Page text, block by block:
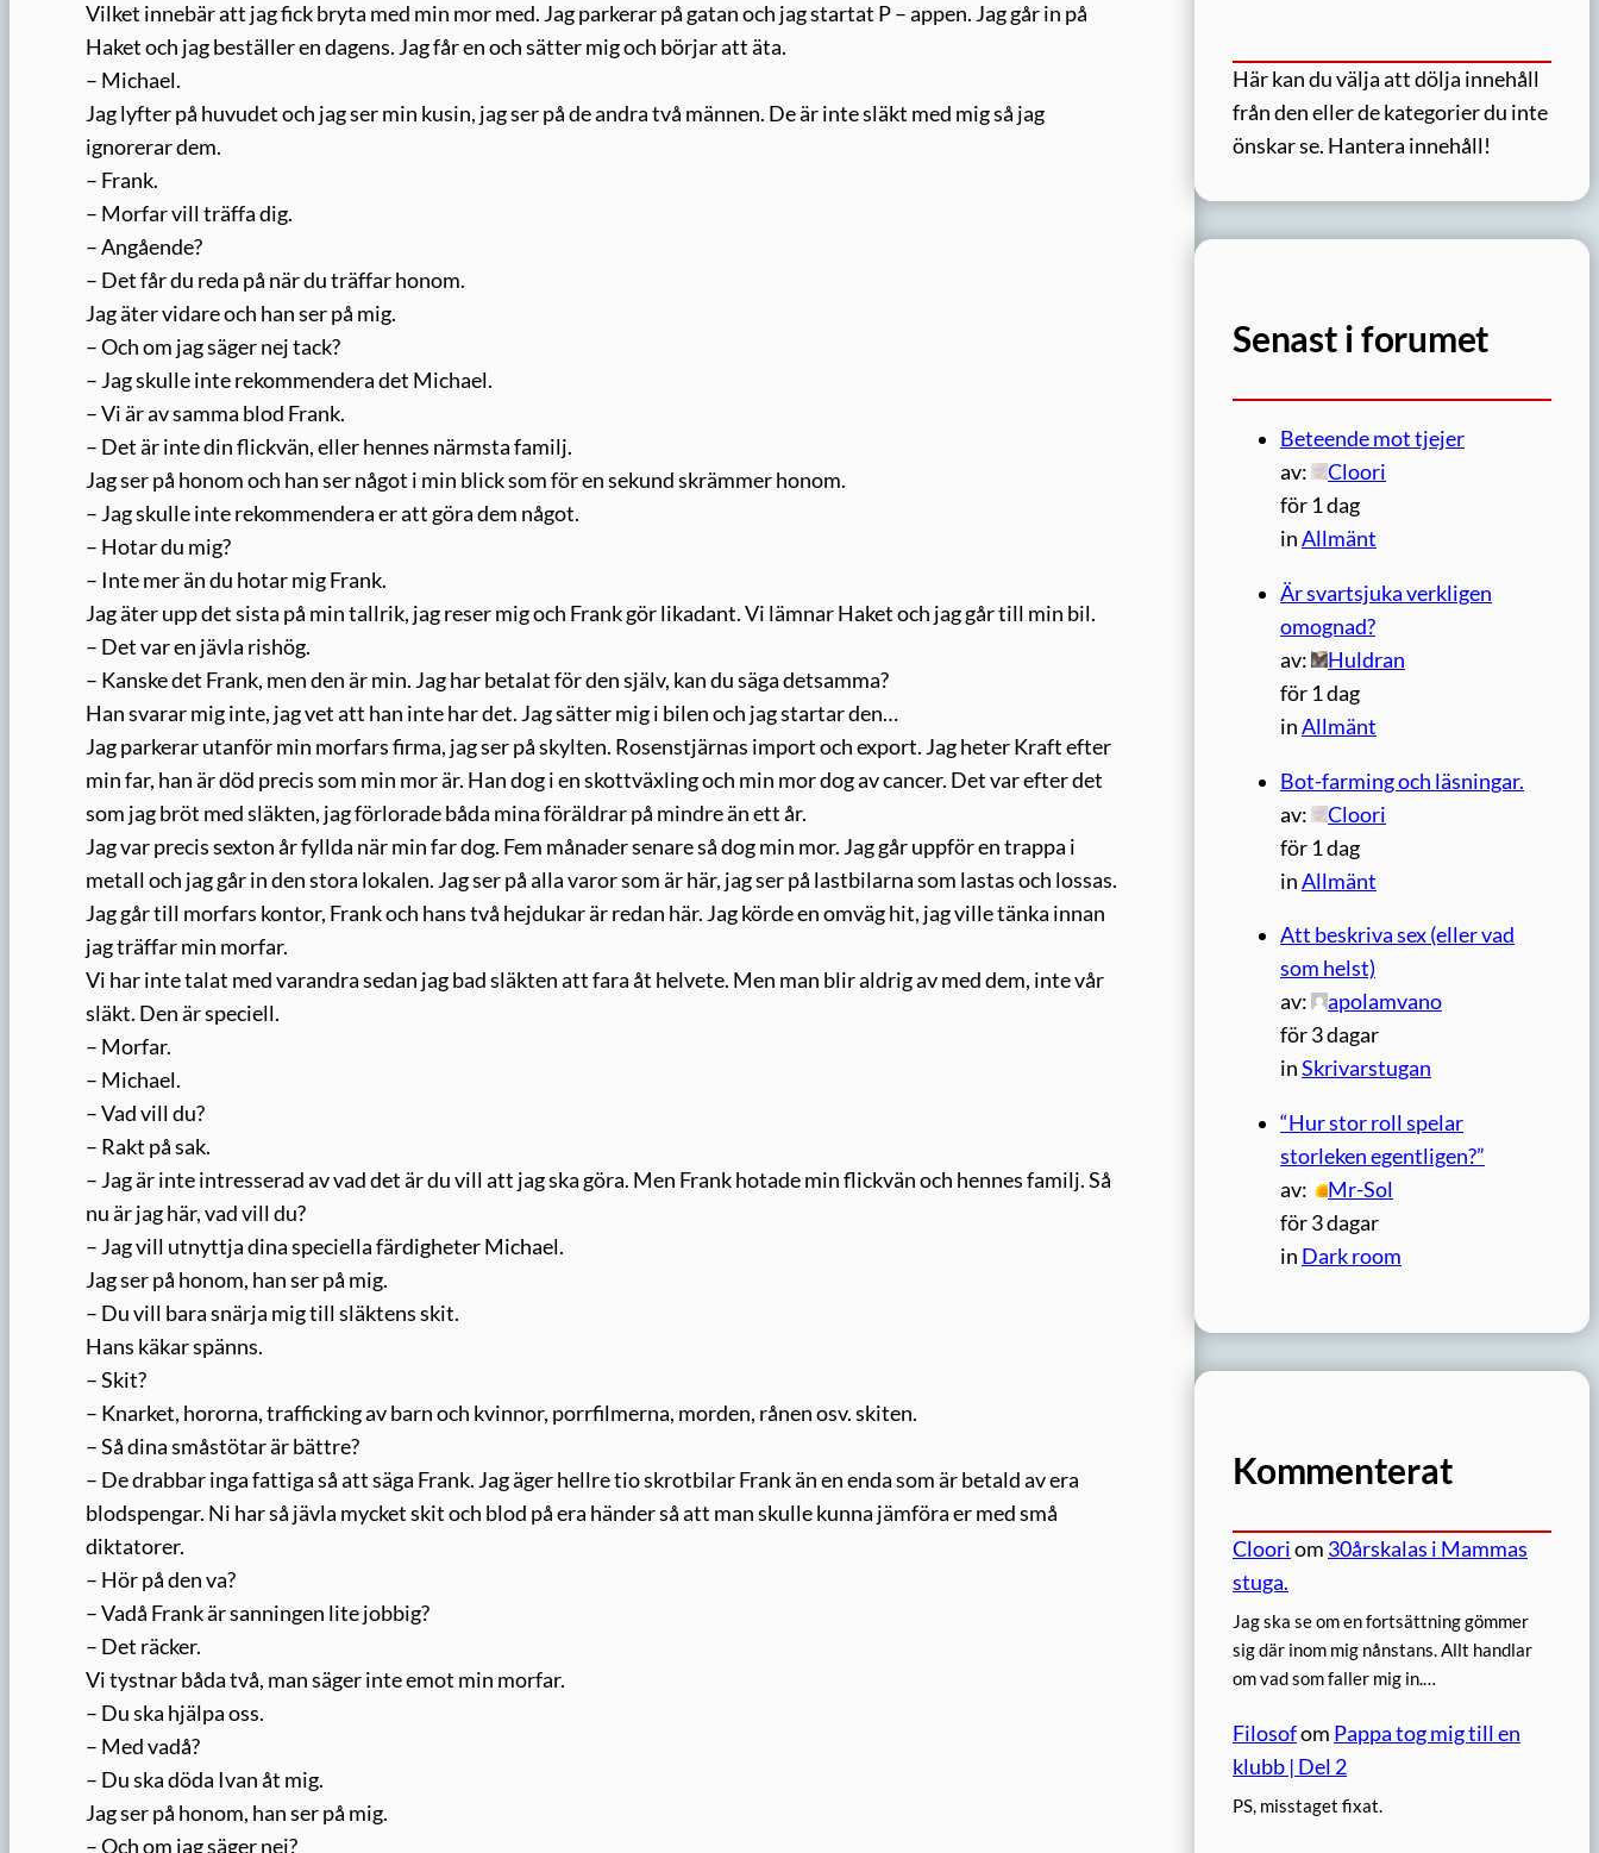
Vilket innebär att jag fick bryta med min mor med. Jag parkerar på gatan och jag startat P – appen. Jag går in på
Haket och jag beställer en dagens. Jag får en och sätter mig och börjar att äta.
– Michael.
Jag lyfter på huvudet och jag ser min kusin, jag ser på de andra två männen. De är inte släkt med mig så jag
ignorerar dem.
– Frank.
– Morfar vill träffa dig.
– Angående?
– Det får du reda på när du träffar honom.
Jag äter vidare och han ser på mig.
– Och om jag säger nej tack?
– Jag skulle inte rekommendera det Michael.
– Vi är av samma blod Frank.
– Det är inte din flickvän, eller hennes närmsta familj.
Jag ser på honom och han ser något i min blick som för en sekund skrämmer honom.
– Jag skulle inte rekommendera er att göra dem något.
– Hotar du mig?
– Inte mer än du hotar mig Frank.
Jag äter upp det sista på min tallrik, jag reser mig och Frank gör likadant. Vi lämnar Haket och jag går till min bil.
– Det var en jävla rishög.
– Kanske det Frank, men den är min. Jag har betalat för den själv, kan du säga detsamma?
Han svarar mig inte, jag vet att han inte har det. Jag sätter mig i bilen och jag startar den…
Jag parkerar utanför min morfars firma, jag ser på skylten. Rosenstjärnas import och export. Jag heter Kraft efter
min far, han är död precis som min mor är. Han dog i en skottväxling och min mor dog av cancer. Det var efter det
som jag bröt med släkten, jag förlorade båda mina föräldrar på mindre än ett år.
Jag var precis sexton år fyllda när min far dog. Fem månader senare så dog min mor. Jag går uppför en trappa i
metall och jag går in den stora lokalen. Jag ser på alla varor som är här, jag ser på lastbilarna som lastas och lossas.
Jag går till morfars kontor, Frank och hans två hejdukar är redan här. Jag körde en omväg hit, jag ville tänka innan
jag träffar min morfar.
Vi har inte talat med varandra sedan jag bad släkten att fara åt helvete. Men man blir aldrig av med dem, inte vår
släkt. Den är speciell.
– Morfar.
– Michael.
– Vad vill du?
– Rakt på sak.
– Jag är inte intresserad av vad det är du vill att jag ska göra. Men Frank hotade min flickvän och hennes familj. Så
nu är jag här, vad vill du?
– Jag vill utnyttja dina speciella färdigheter Michael.
Jag ser på honom, han ser på mig.
– Du vill bara snärja mig till släktens skit.
Hans käkar spänns.
– Skit?
– Knarket, hororna, trafficking av barn och kvinnor, porrfilmerna, morden, rånen osv. skiten.
– Så dina småstötar är bättre?
– De drabbar inga fattiga så att säga Frank. Jag äger hellre tio skrotbilar Frank än en enda som är betald av era
blodspengar. Ni har så jävla mycket skit och blod på era händer så att man skulle kunna jämföra er med små
diktatorer.
– Hör på den va?
– Vadå Frank är sanningen lite jobbig?
– Det räcker.
Vi tystnar båda två, man säger inte emot min morfar.
– Du ska hjälpa oss.
– Med vadå?
– Du ska döda Ivan åt mig.
Jag ser på honom, han ser på mig.
– Och om jag säger nej?
Här kan du välja att dölja innehåll
från den eller de kategorier du inte
önskar se. Hantera innehåll!
Senast i forumet
Beteende mot tjejer
av:
Cloori
för 1 dag
inAllmänt
Är svartsjuka verkligen
omognad?
av:
Huldran
för 1 dag
inAllmänt
Bot-farming och läsningar.
av:
Cloori
för 1 dag
inAllmänt
Att beskriva sex (eller vad
som helst)
av:
apolamvano
för 3 dagar
inSkrivarstugan
“Hur stor roll spelar
storleken egentligen?”
av:
Mr-Sol
för 3 dagar
in Dark room
Kommenterat
Clooriom 30årskalas i Mammas
stuga.
Jag ska se om en fortsättning gömmer
sig där inom mig nånstans. Allt handlar
om vad som faller mig in.…
Filosofom Pappa tog mig till en
klubb | Del 2
PS, misstaget fixat.